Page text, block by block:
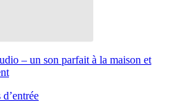
– un son parfait à la maison et